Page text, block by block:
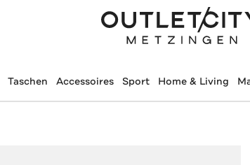
Taschen Accessoires Sport Home & Living